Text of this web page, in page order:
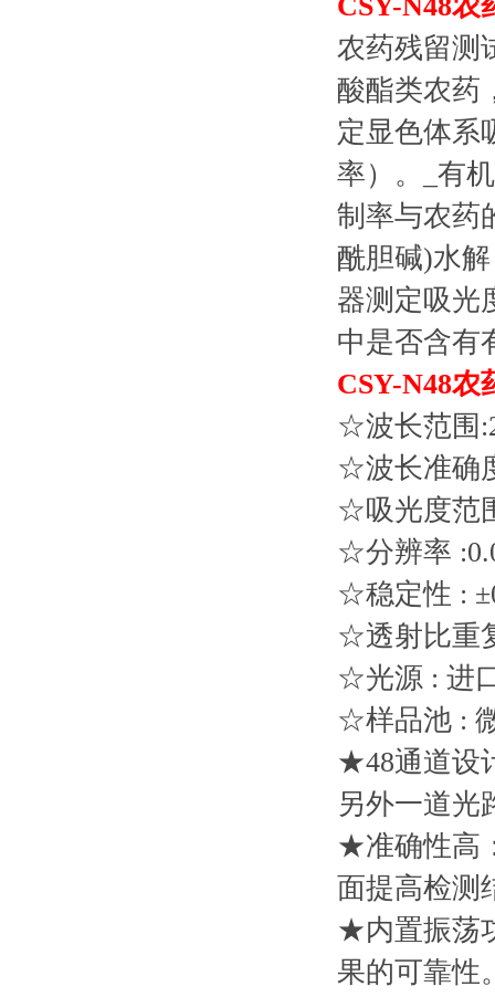
农药残留测
酸酯类农药
定显色体系
率）。_有
制率与农药
酰胆碱)水
器测定吸光
中是否含有
CSY-N48农
☆波长范围
☆波长准确
☆吸光度范
☆分辨率
☆稳定性 :
☆透射比重
☆光源 : 进
☆样品
★48通道设
另外一道光
★准确性高
面提高检测
★内置振荡
果的可靠性